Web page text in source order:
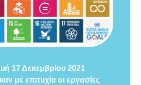
(Uddevalla,
13-17/12/2021)
17 Δεκεμβρίου 2021
με επιτυχία οι εργασίες